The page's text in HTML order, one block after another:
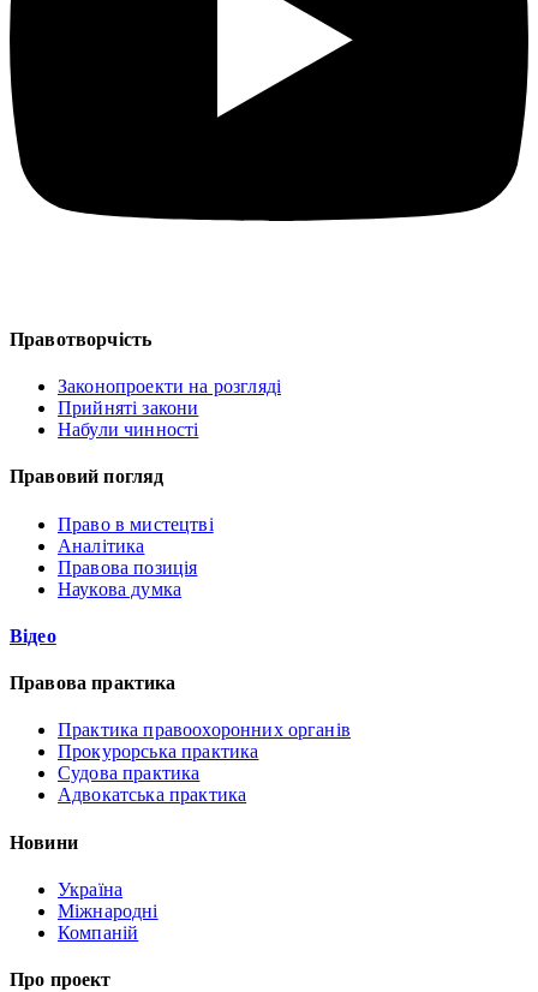
Правотворчість
Законопроекти на розгляді
Прийняті закони
Набули чинності
Правовий погляд
Право в мистецтві
Аналітика
Правова позиція
Наукова думка
Відео
Правова практика
Практика правоохоронних органів
Прокурорська практика
Судова практика
Адвокатська практика
Новини
Україна
Міжнародні
Компаній
Про проект